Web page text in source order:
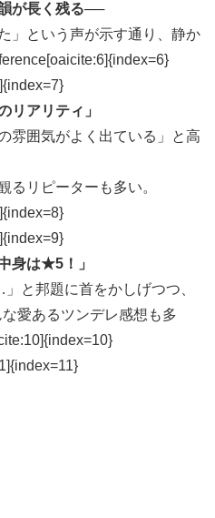
が長く残る──
」という声が示す通り、静か
リアリティ」
雰囲気がよく出ている」と高
るリピーターも多い。
身は★5 ！」
と邦題に首をかしげつつ、
愛あるツンデレ感想も多